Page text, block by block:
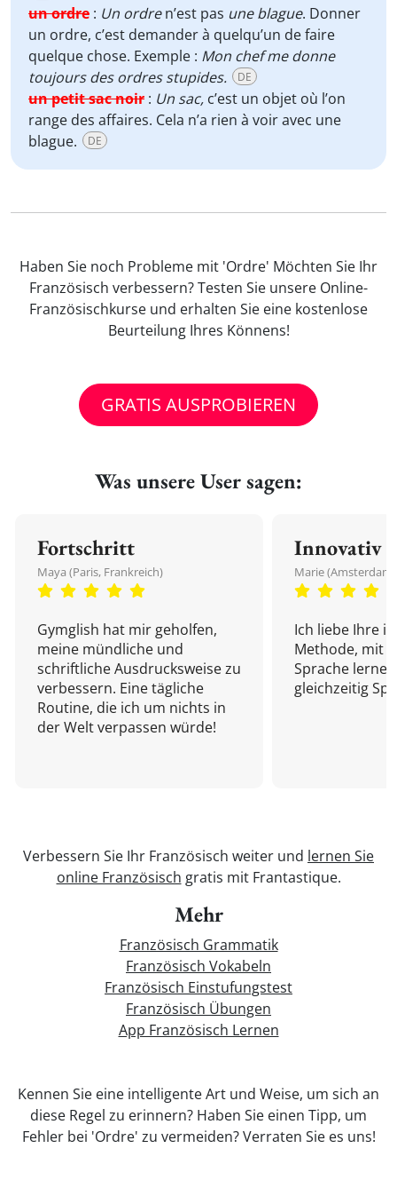
un ordre : Un ordren’est pas une blague. Donner
un ordre, c’est demander à quelqu’un de faire
quelque chose. Exemple : Mon chef me donne
toujours des ordres stupides.
DE
un petit sac noir : Un sac, c’est un objet où l’on
range des affaires. Cela n’a rien à voir avec une
blague.
DE
Haben Sie noch Probleme mit 'Ordre' Möchten Sie Ihr
Französisch verbessern? Testen Sie unsere Online-
Französischkurse und erhalten Sie eine kostenlose
Beurteilung Ihres Könnens!
GRATIS AUSPROBIEREN
Was unsere User sagen:
Fortschritt
Maya (Paris, Frankreich)
Gymglish hat mir geholfen,
meine mündliche und
schriftliche Ausdrucksweise zu
verbessern. Eine tägliche
Routine, die ich um nichts in
der Welt verpassen würde!
Innovativ
Marie
Ich liebe Ihre
Methode, mit
Sprache
gleichzeitig
Verbessern Sie Ihr Französisch weiter und lernen Sie
online Französisch gratis mit Frantastique.
Mehr
Französisch Grammatik
Französisch Vokabeln
Französisch Einstufungstest
Französisch Übungen
App Französisch Lernen
Kennen Sie eine intelligente Art und Weise, um sich an
diese Regel zu erinnern? Haben Sie einen Tipp, um
Fehler bei 'Ordre' zu vermeiden? Verraten Sie es uns!